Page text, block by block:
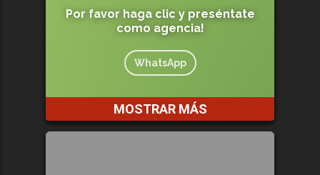
Por favor haga clic y preséntate
como agencia!
WhatsApp
MOSTRAR MÁS